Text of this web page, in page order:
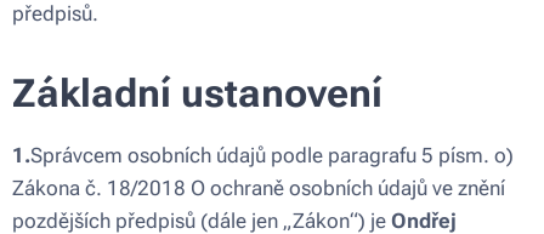
předpisů.
Základní ustanovení
1.Správcem osobních údajů podle paragrafu 5 písm. o)
Zákona č. 18/2018 O ochraně osobních údajů ve znění
pozdějších předpisů (dále jen „Zákon“) je Ondřej